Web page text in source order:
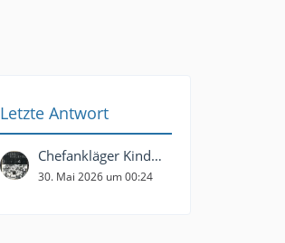
Letzte Antwort
Chefankläger Kindermann
30. Mai 2026 um 00:24